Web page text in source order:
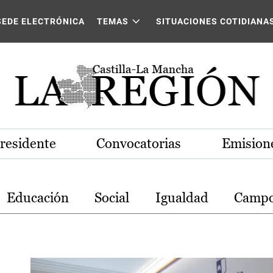
La Mancha
ELECTRÓNICA TEMAS SITUACIONES
Convocatorias
Educación Social Igualdad